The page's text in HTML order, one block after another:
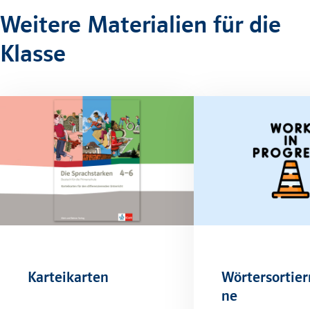
Weitere Materialien für die
Klasse
Karteikarten
ne